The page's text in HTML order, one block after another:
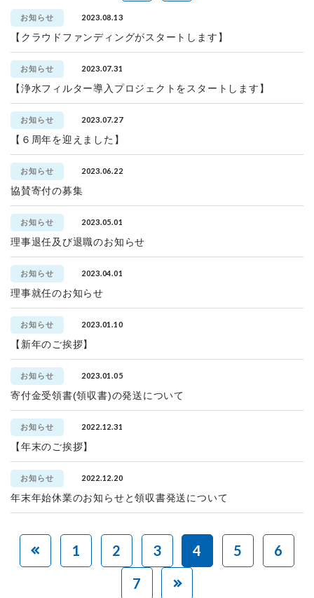
お知らせ 2023.08.13
【クラウドファンディングがスタートします】
お知らせ 2023.07.31
【浄水フィルター導入プロジェクトをスタートします】
お知らせ 2023.07.27
【６周年を迎えました】
お知らせ 2023.06.22
協賛寄付の募集
お知らせ 2023.05.01
理事退任及び退職のお知らせ
お知らせ 2023.04.01
理事就任のお知らせ
お知らせ 2023.01.10
【新年のご挨拶】
お知らせ 2023.01.05
寄付金受領書(領収書)の発送について
お知らせ 2022.12.31
【年末のご挨拶】
お知らせ 2022.12.20
年末年始休業のお知らせと領収書発送について
1 2 3 4 5
6
7